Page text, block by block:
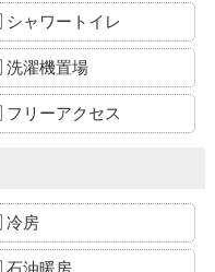
シャワートイレ
洗濯機置場
フリーアクセス
冷房
石油暖房